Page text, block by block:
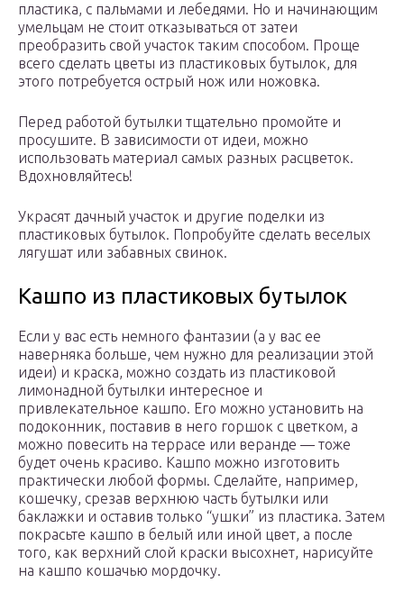
пластика, с пальмами и лебедями. Но и начинающим
умельцам не стоит отказываться от затеи
преобразить свой участок таким способом. Проще
всего сделать цветы из пластиковых бутылок, для
этого потребуется острый нож или ножовка.
Перед работой бутылки тщательно промойте и
просушите. В зависимости от идеи, можно
использовать материал самых разных расцветок.
Вдохновляйтесь!
Украсят дачный участок и другие поделки из
пластиковых бутылок. Попробуйте сделать веселых
лягушат или забавных свинок.
Кашпо из пластиковых бутылок
Если у вас есть немного фантазии (а у вас ее
наверняка больше, чем нужно для реализации этой
идеи) и краска, можно создать из пластиковой
лимонадной бутылки интересное и
привлекательное кашпо. Его можно установить на
подоконник, поставив в него горшок с цветком, а
можно повесить на террасе или веранде — тоже
будет очень красиво. Кашпо можно изготовить
практически любой формы. Сделайте, например,
кошечку, срезав верхнюю часть бутылки или
баклажки и оставив только “ушки” из пластика. Затем
покрасьте кашпо в белый или иной цвет, а после
того, как верхний слой краски высохнет, нарисуйте
на кашпо кошачью мордочку.